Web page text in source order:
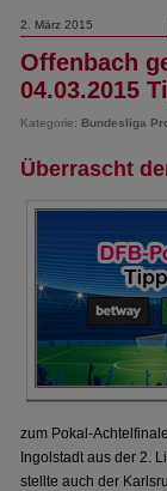
2. März 2015
Offenbach
04.03.2015
Kategorie: Bundesliga
Überrascht
zum Pokal-
Ingolstadt aus der 2.
stellte auch der